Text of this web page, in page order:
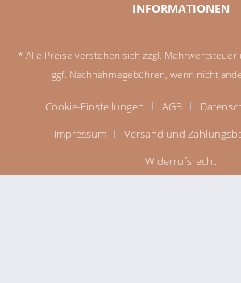
INFORMATIONEN
* Alle Preise verstehen sich zzgl. Mehrwertsteuer
ggf. Nachnahmegebühren, wenn nicht
Cookie-Einstellungen AGB
Impressum
Versand und
Widerrufsrecht